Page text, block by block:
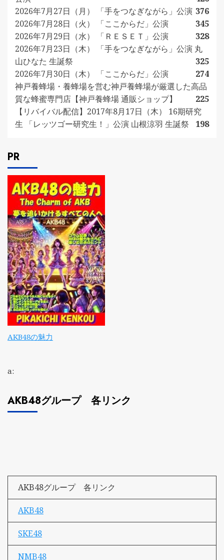
2026年7月27日（月） 「手をつなぎながら」公演 376
2026年7月28日（火） 「ここからだ」公演
345
2026年7月29日（水） 「ＲＥＳＥＴ」公演
328
2026年7月23日（木） 「手をつなぎながら」公演 丸
山ひなた 生誕祭
325
2026年7月30日（木） 「ここからだ」公演
274
神戸養蜂場・養蜂場を営む神戸養蜂場が厳選した高品
質な蜂蜜専門店【神戸養蜂場 通販ショップ】
225
【リバイバル配信】2017年8月17日（木） 16期研究
生 「レッツゴー研究生！」公演 山根涼羽 生誕祭
198
PR
AKB48の魅力
a:
AKB48グループ 各リンク
AKB48グループ 各リンク
AKB48
SKE48
NMB48